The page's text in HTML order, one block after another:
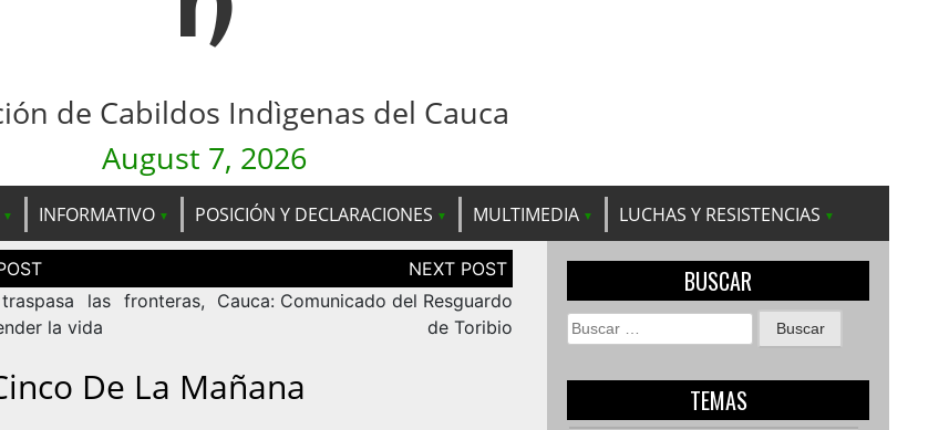
de Cabildos Indìgenas del Cauca
August 7, 2026
INFORMATIVO POSICIÓN Y DECLARACIONES MULTIMEDIA LUCHAS Y RESISTENCIAS
las fronteras,
la vida
Cauca: Comunicado del Resguardo
de Toribio
De La Mañana
BUSCAR
Buscar:
TEMAS